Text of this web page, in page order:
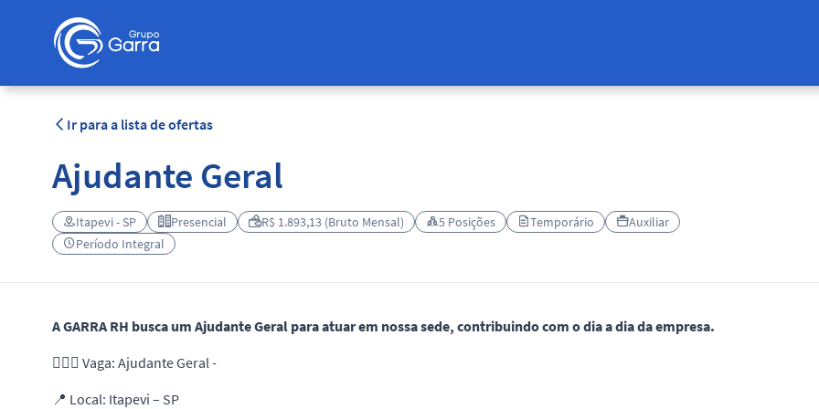
Ir para a lista de ofertas
Ajudante Geral
Itapevi - SP Presencial R$ 1.893,13 (Bruto Mensal) 5 Posições Temporário
Auxiliar
Período Integral
A GARRA RH busca um Ajudante Geral para atuar em nossa sede, contribuindo com o dia a dia da empresa.
👷🏻‍♂️ Vaga: Ajudante Geral -
📍 Local: Itapevi – SP